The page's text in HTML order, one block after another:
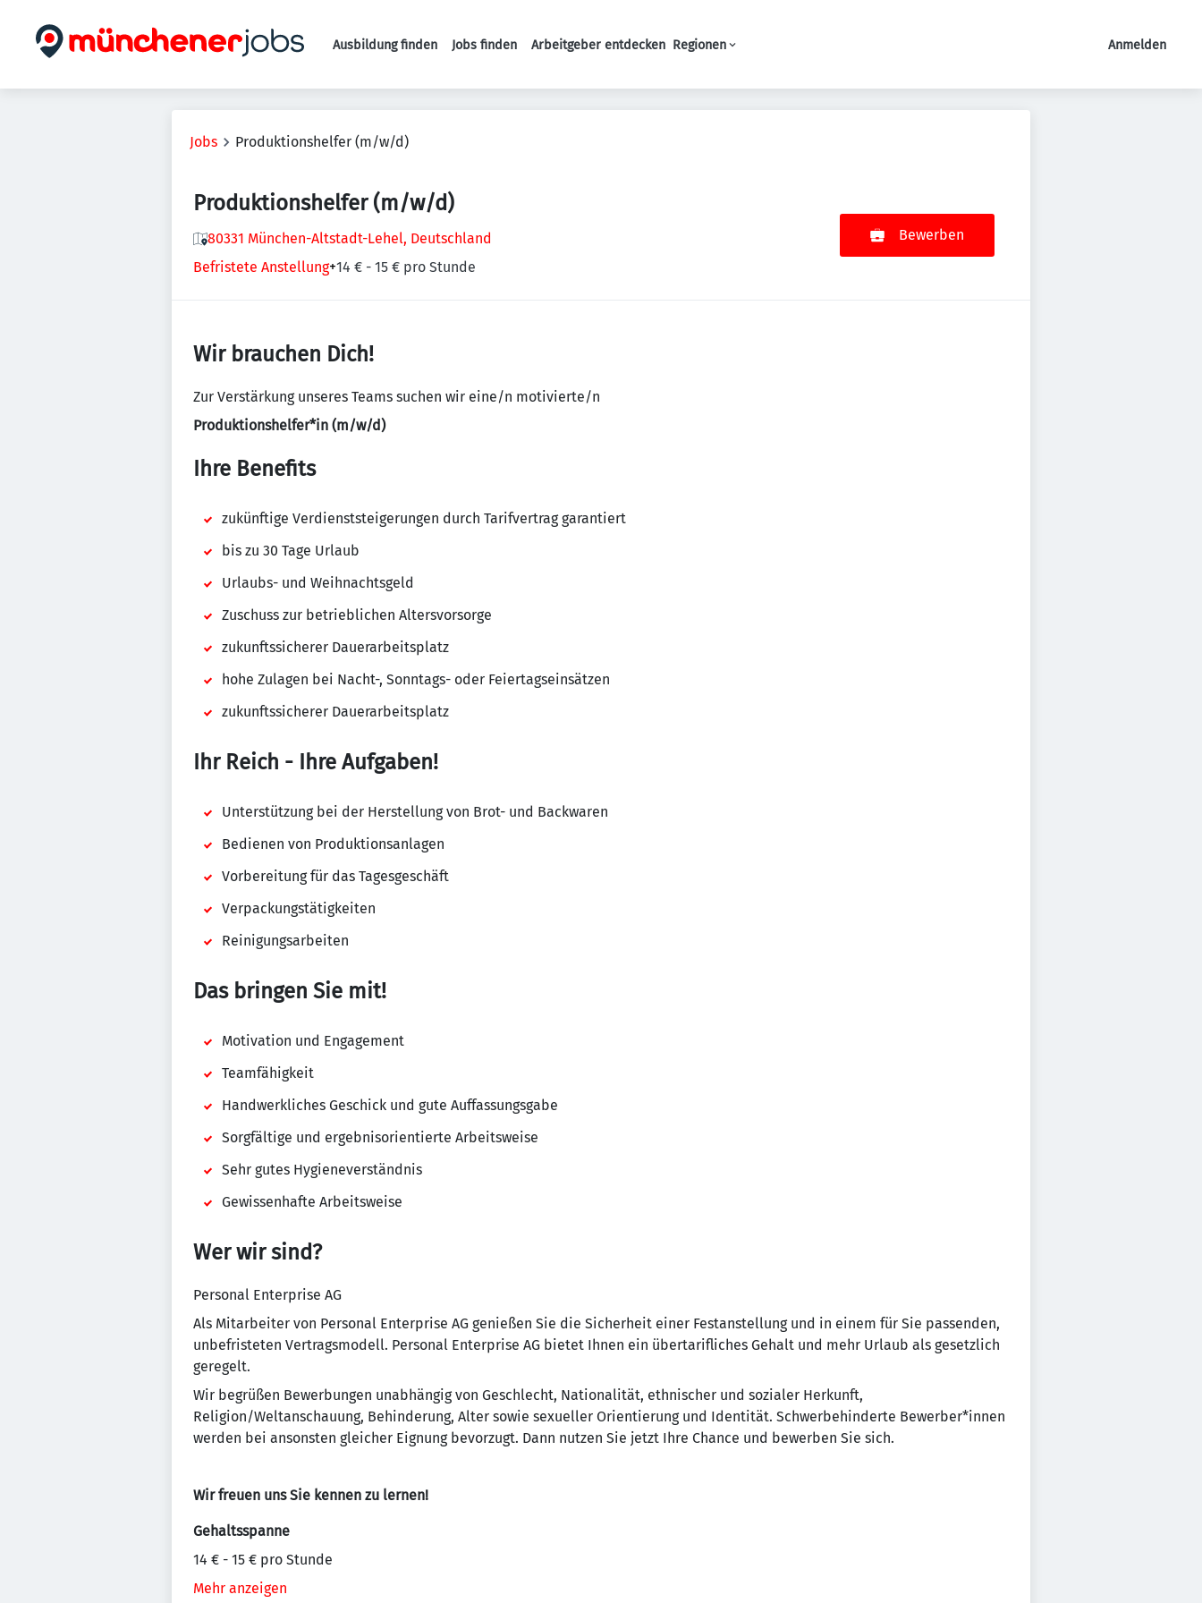
Haupt-Navigation
Ausbildung finden Jobs finden Arbeitgeber entdecken Regionen Anmelden
Jobs Produktionshelfer (m/w/d)
Produktionshelfer (m/w/d)
80331 München-Altstadt-Lehel, Deutschland
Befristete Anstellung+14 € - 15 € pro Stunde
Bewerben
Wir brauchen Dich!
Zur Verstärkung unseres Teams suchen wir eine/n motivierte/n
Produktionshelfer*in (m/w/d)
Ihre Benefits
zukünftige Verdienststeigerungen durch Tarifvertrag garantiert
bis zu 30 Tage Urlaub
Urlaubs- und Weihnachtsgeld
Zuschuss zur betrieblichen Altersvorsorge
zukunftssicherer Dauerarbeitsplatz
hohe Zulagen bei Nacht-, Sonntags- oder Feiertagseinsätzen
zukunftssicherer Dauerarbeitsplatz
Ihr Reich - Ihre Aufgaben!
Unterstützung bei der Herstellung von Brot- und Backwaren
Bedienen von Produktionsanlagen
Vorbereitung für das Tagesgeschäft
Verpackungstätigkeiten
Reinigungsarbeiten
Das bringen Sie mit!
Motivation und Engagement
Teamfähigkeit
Handwerkliches Geschick und gute Auffassungsgabe
Sorgfältige und ergebnisorientierte Arbeitsweise
Sehr gutes Hygieneverständnis
Gewissenhafte Arbeitsweise
Wer wir sind?
Personal Enterprise AG
Als Mitarbeiter von Personal Enterprise AG genießen Sie die Sicherheit einer Festanstellung und in einem für Sie passenden,
unbefristeten Vertragsmodell. Personal Enterprise AG bietet Ihnen ein übertarifliches Gehalt und mehr Urlaub als gesetzlich
geregelt.
Wir begrüßen Bewerbungen unabhängig von Geschlecht, Nationalität, ethnischer und sozialer Herkunft,
Religion/Weltanschauung, Behinderung, Alter sowie sexueller Orientierung und Identität. Schwerbehinderte Bewerber*innen
werden bei ansonsten gleicher Eignung bevorzugt. Dann nutzen Sie jetzt Ihre Chance und bewerben Sie sich.
Wir freuen uns Sie kennen zu lernen!
Gehaltsspanne
14 € - 15 € pro Stunde
Mehr anzeigen